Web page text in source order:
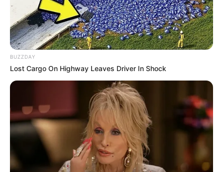
rescate en ascensores
Según, Wilson Santa, quien hizo la denuncia y que
además es hermano del hombre,"mi familiar cuenta con
todos los permisos para vender sus productos en el
Policía, pero que al intentar hacerlo como desde hace
cinco años lo realiza,
un uniformado se lo prohíbe y luego
le reclama groseramente por no tener el tapabocas".
Al parecer se genera una discusión ypasan a las
agresiones, por lo que el ciudadano termina detenido por
irrespeto a servidor público, según la denuncia de Wilson,
su hermano es golpeado violentamente por otros
BUZZDAY
Lost Cargo On Highway Leaves Driver In Shock